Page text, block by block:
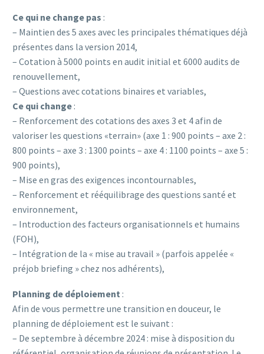
Ce qui ne change pas :
– Maintien des 5 axes avec les principales thématiques déjà
présentes dans la version 2014,
– Cotation à 5000 points en audit initial et 6000 audits de
renouvellement,
– Questions avec cotations binaires et variables,
Ce qui change :
– Renforcement des cotations des axes 3 et 4 afin de
valoriser les questions «terrain» (axe 1 : 900 points – axe 2 :
800 points – axe 3 : 1300 points – axe 4 : 1100 points – axe 5 :
900 points),
– Mise en gras des exigences incontournables,
– Renforcement et rééquilibrage des questions santé et
environnement,
– Introduction des facteurs organisationnels et humains
(FOH),
– Intégration de la « mise au travail » (parfois appelée «
préjob briefing » chez nos adhérents),
Planning de déploiement :
Afin de vous permettre une transition en douceur, le
planning de déploiement est le suivant :
– De septembre à décembre 2024 : mise à disposition du